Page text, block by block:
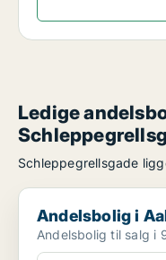
Ledige
Schleppegrellsgade
Andelsbolig i Aalborg
Andelsbolig i
Andelsbolig til salg i